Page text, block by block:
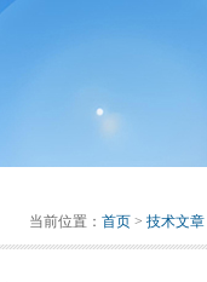
当前位置： 首页 > 技术文章